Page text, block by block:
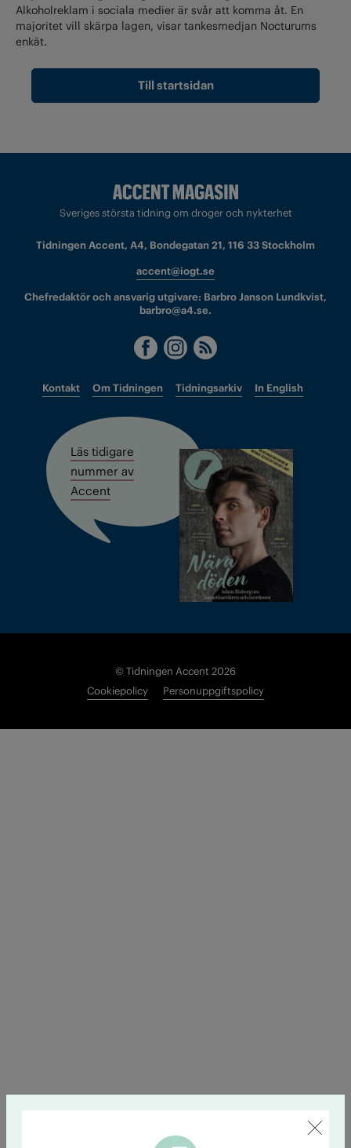
Alkoholreklam i sociala medier är svår att komma åt. En
majoritet vill skärpa lagen, visar tankesmedjan Nocturums
enkät.
Till startsidan
Sveriges största tidning om droger och nykterhet
Tidningen Accent, A4, Bondegatan 21, 116 33 Stockholm
accent@iogt.se
Chefredaktör och ansvarig utgivare: Barbro Janson Lundkvist,
barbro@a4.se.
Kontakt Om Tidningen Tidningsarkiv In English
Läs tidigare
nummer av
Accent
© Tidningen Accent 2026
Cookiepolicy
Personuppgiftspolicy